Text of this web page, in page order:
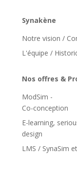
Synakène
Notre vision /
L'équipe /
Nos offres &
ModSim -
Co-conception
E-learning,
design
LMS / SynaSim